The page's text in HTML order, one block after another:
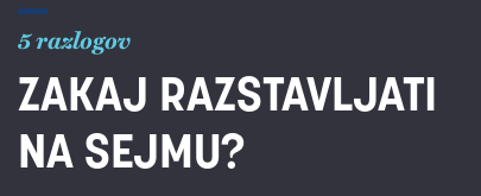
5 razlogov
ZAKAJ RAZSTAVLJATI
NA SEJMU?